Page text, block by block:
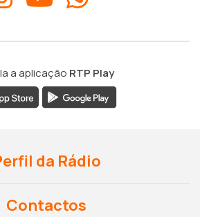
a aplicação RTP Play
da Rádio
Contactos